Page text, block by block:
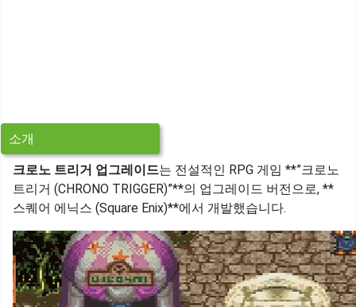
소개
크로노 트리거 업그레이드는 전설적인 RPG 게임 **”크로노
트리거 (CHRONO TRIGGER)”**의 업그레이드 버전으로, **
스퀘어 에닉스 (Square Enix)**에서 개발했습니다.